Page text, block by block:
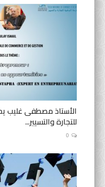
الأستاذ مصطفى غليب
للتجارة والتسيير...
0